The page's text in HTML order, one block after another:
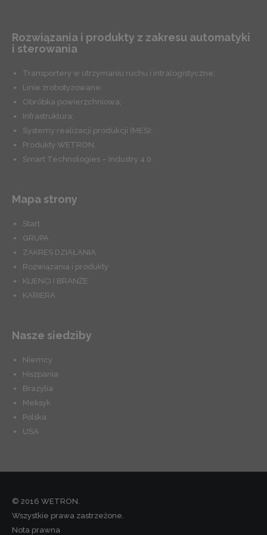
Rozwiązania i produkty z zakresu automatyki
i sterowania
Transportery w utrzymaniu ruchu i intralogistyczne;
Linie zrobotyzowane;
Obróbka powierzchniowa;
Infrastruktura;
Systemy realizacji produkcji (MES);
Produkty WETRON.
Smart Technologies – Industry 4.0.
Mapa strony
Start
GRUPA
ZAKRES DZIAŁANIA
Rozwiązania i produkty
KLIENCI I BRANŻE
KARIERA
Nasze siedziby
Niemcy
Hiszpania
Brazylia
Meksyk
Polska
USA
© 2016 WETRON.
Wszystkie prawa zastrzeżone.
Nota prawna